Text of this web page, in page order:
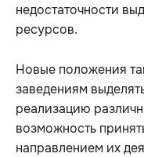
недостаточности
ресурсов.
Новые положения
заведениям
реализацию
возможность
направлением их